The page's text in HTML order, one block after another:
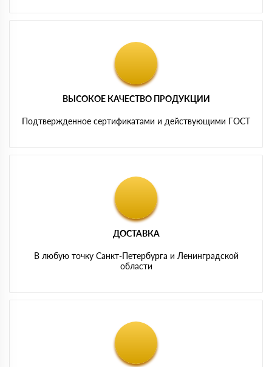
ВЫСОКОЕ КАЧЕСТВО ПРОДУКЦИИ
Подтвержденное сертификатами и действующими ГОСТ
ДОСТАВКА
В любую точку Санкт-Петербурга и Ленинградской
области